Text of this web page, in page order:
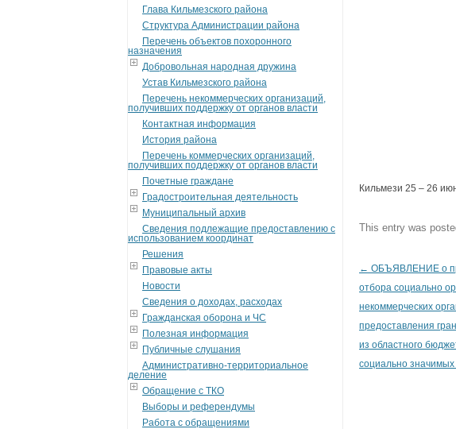
Глава Кильмезского района
Структура Администрации района
Перечень объектов похоронного
назначения
Добровольная народная дружина
Устав Кильмезского района
Перечень некоммерческих организаций,
получивших поддержку от органов власти
Контактная информация
История района
Перечень коммерческих организаций,
получивших поддержку от органов власти
Почетные граждане
Градостроительная деятельность
Муниципальный архив
Сведения подлежащие предоставлению с
использованием координат
Решения
Правовые акты
Новости
Сведения о доходах, расходах
Гражданская оборона и ЧС
Полезная информация
Публичные слушания
Административно-территориальное
деление
Обращение с ТКО
Выборы и референдумы
Работа с обращениями
Кильмези 25 – 26
This entry was
Post navigation
← ОБЪЯВЛЕНИЕ о
отбора социально
некоммерческих
предоставления
из областного
социально